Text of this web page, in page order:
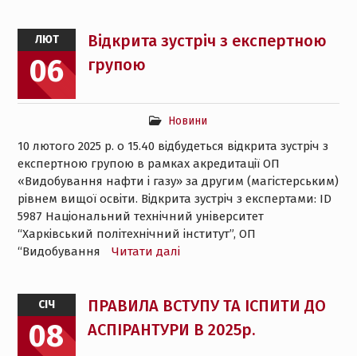
ЛЮТ
06
Відкрита зустріч з експертною
групою
Новини
10 лютого 2025 р. о 15.40 відбудеться відкрита зустріч з
експертною групою в рамках акредитації ОП
«Видобування нафти і газу» за другим (магістерським)
рівнем вищої освіти. Відкрита зустріч з експертами: ID
5987 Національний технічний університет
“Харківський політехнічний інститут”, ОП
“Видобування
Читати далі
СІЧ
08
ПРАВИЛА ВСТУПУ ТА ІСПИТИ ДО
АСПІРАНТУРИ В 2025р.